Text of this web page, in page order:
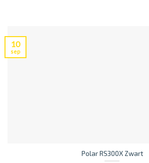
Polar RS300X Zwart
10
sep